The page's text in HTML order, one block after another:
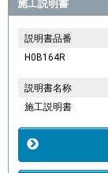
施工説明書
説明書品番
H0B164R
説明書名称
施工説明書